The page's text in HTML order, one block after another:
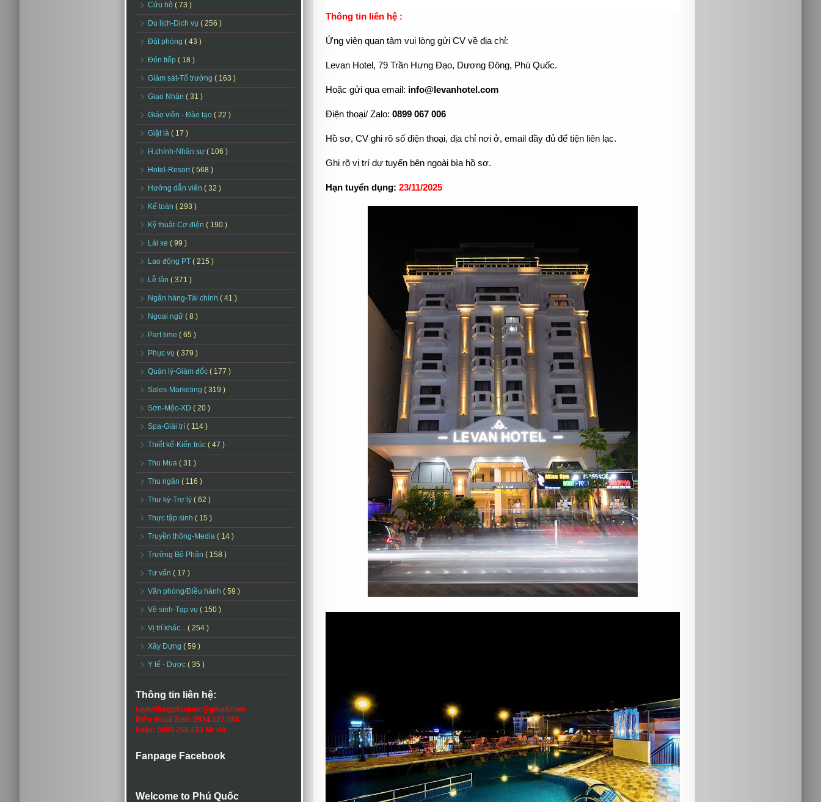
Cứu hộ ( 73 )
Du lịch-Dịch vụ ( 256 )
Đặt phòng ( 43 )
Đón tiếp ( 18 )
Giám sát-Tổ trưởng ( 163 )
Giao Nhận ( 31 )
Giáo viên - Đào tạo ( 22 )
Giặt là ( 17 )
H.chính-Nhân sự ( 106 )
Hotel-Resort( 568 )
Hướng dẫn viên ( 32 )
Kế toán ( 293 )
Kỹ thuật-Cơ điện ( 190 )
Lái xe ( 99 )
Lao động PT ( 215 )
Lễ tân ( 371 )
Ngân hàng-Tài chính ( 41 )
Ngoại ngữ ( 8 )
Part time ( 65 )
Phục vụ ( 379 )
Quản lý-Giám đốc ( 177 )
Sales-Marketing ( 319 )
Sơn-Mộc-XD ( 20 )
Spa-Giải trí ( 114 )
Thiết kế-Kiến trúc ( 47 )
Thu Mua ( 31 )
Thu ngân ( 116 )
Thư ký-Trợ lý ( 62 )
Thực tập sinh ( 15 )
Truyền thông-Media ( 14 )
Trưởng Bộ Phận ( 158 )
Tư vấn ( 17 )
Văn phòng/Điều hành ( 59 )
Vệ sinh-Tạp vụ ( 150 )
Vị trí khác... ( 254 )
Xây Dựng ( 59 )
Y tế - Dược ( 35 )
Thông tin liên hệ:
tuyendungphuquoc@gmail.com
Điện thoại/ Zalo: 0934.127.384
hoặc: 0985 258 323 Mr Hà
Fanpage Facebook
Welcome to Phú Quốc
Thông tin liên hệ :
Ứng viên quan tâm vui lòng gửi CV về địa chỉ:
Levan Hotel, 79 Trần Hưng Đạo, Dương Đông, Phú Quốc.
Hoặc gửi qua email: info@levanhotel.com
Điện thoại/ Zalo: 0899 067 006
Hồ sơ, CV ghi rõ số điện thoại, địa chỉ nơi ở, email đầy đủ để tiện liên lạc.
Ghi rõ vị trí dự tuyển bên ngoài bìa hồ sơ.
Hạn tuyển dụng: 23/11/2025